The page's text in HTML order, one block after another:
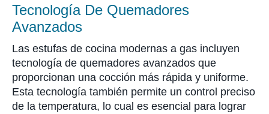
Tecnología De Quemadores
Avanzados
Las estufas de cocina modernas a gas incluyen
tecnología de quemadores avanzados que
proporcionan una cocción más rápida y uniforme.
Esta tecnología también permite un control preciso
de la temperatura, lo cual es esencial para lograr